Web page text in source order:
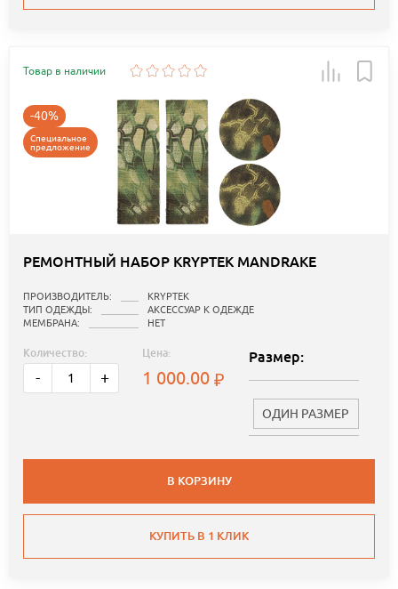
Товар в наличии
-40%
Специальное
предложение
РЕМОНТНЫЙ НАБОР KRYPTEK MANDRAKE
ПРОИЗВОДИТЕЛЬ:
KRYPTEK
ТИП ОДЕЖДЫ:
АКСЕССУАР К ОДЕЖДЕ
МЕМБРАНА:
НЕТ
Количество:
- +
Цена:
1 000.00
Размер:
ОДИН РАЗМЕР
В КОРЗИНУ
КУПИТЬ В 1 КЛИК